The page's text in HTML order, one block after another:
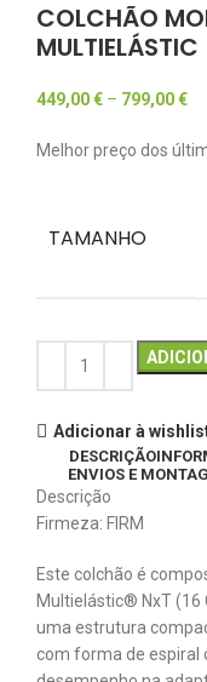
COLCHÃO
MULTIELÁSTIC
449,00€ – 799,00€
Melhor preço dos
TAMANHO
Adicionar à
DESCRIÇÃO
ENVIOS E
Descrição
Firmeza: FIRM
Este colchão é
Multielástic® NxT (16
uma estrutura
com forma de espiral